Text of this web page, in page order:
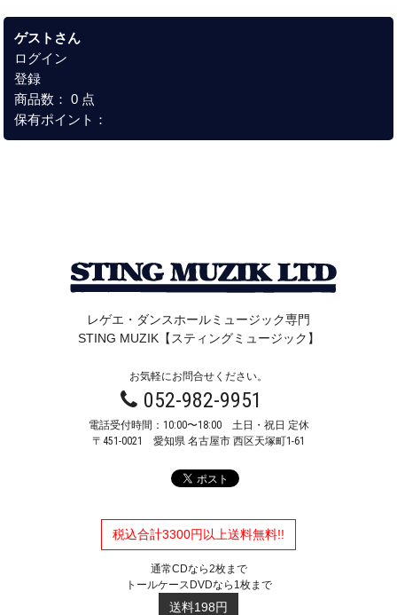
ゲストさん
ログイン
登録
商品数： 0 点
保有ポイント：
レゲエ・ダンスホールミュージック専門
STING MUZIK【スティングミュージック】
お気軽にお問合せください。
052-982-9951
電話受付時間：10:00〜18:00 土日・祝日 定休
〒451-0021 愛知県 名古屋市 西区天塚町1-61
税込合計3300円以上送料無料!!
通常CDなら2枚まで
トールケースDVDなら1枚まで
送料198円